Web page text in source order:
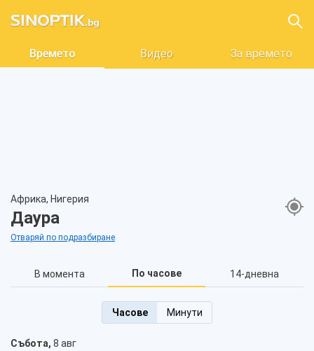
Времето Видео За времето
Африка, Нигерия
Даура
Отваряй по подразбиране
В момента По часове 14-дневна
Часове Минути
Събота, 8 авг